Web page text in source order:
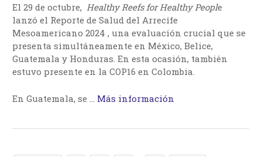
El 29 de octubre, Healthy Reefs for Healthy People
lanzó el Reporte de Salud del Arrecife
Mesoamericano 2024 , una evaluación crucial que se
presenta simultáneamente en México, Belice,
Guatemala y Honduras. En esta ocasión, también
estuvo presente en la COP16 en Colombia.
En Guatemala, se … Más información